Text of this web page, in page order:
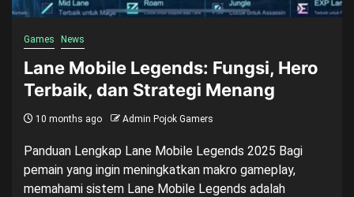
Games News
Lane Mobile Legends: Fungsi, Hero
Terbaik, dan Strategi Menang
10 months ago Admin Pojok Gamers
Panduan Lengkap Lane Mobile Legends 2025 Bagi
pemain yang ingin meningkatkan makro gameplay,
memahami sistem Lane Mobile Legends adalah